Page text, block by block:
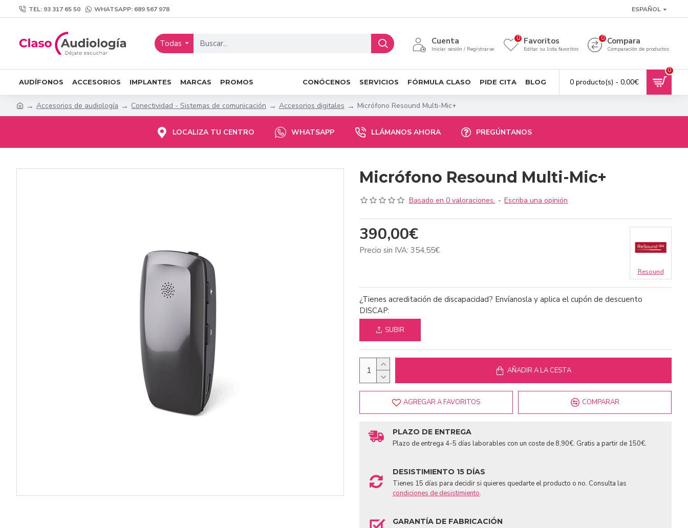
TEL: 93 317 65 50 WHATSAPP: 689 567 978 ESPAÑOL
Todas Cuenta
Iniciar sesión / Registrarse
Favoritos
Editar su lista favoritos
0 Compara
Comparación de productos
0
AUDÍFONOS ACCESORIOS IMPLANTES MARCAS PROMOS CONÓCENOS SERVICIOS FÓRMULA CLASO PIDE CITA BLOG 0 producto(s) - 0,00€
0
Accesorios de audiología Conectividad - Sistemas de comunicación Accesorios digitales Micrófono Resound Multi-Mic+
LOCALIZA TU CENTRO WHATSAPP LLÁMANOS AHORA PREGÚNTANOS
Micrófono Resound Multi-Mic+
Basado en 0 valoraciones. - Escriba una opinión
390,00€
Precio sin IVA: 354,55€
Resound
¿Tienes acreditación de discapacidad? Envíanosla y aplica el cupón de descuento
DISCAP:
SUBIR
AÑADIR A LA CESTA
AGREGAR A FAVORITOS COMPARAR
PLAZO DE ENTREGA
Plazo de entrega 4-5 días laborables con un coste de 8,90€. Gratis a partir de 150€.
DESISTIMIENTO 15 DÍAS
Tienes 15 días para decidir si quieres quedarte el producto o no. Consulta las
condiciones de desistimiento.
GARANTÍA DE FABRICACIÓN